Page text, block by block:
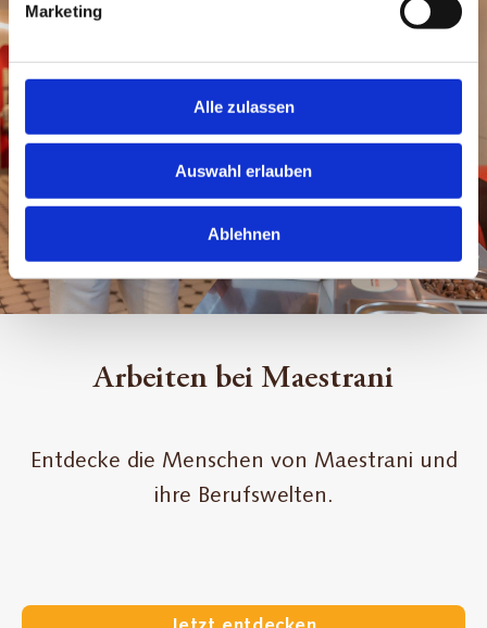
Marketing
Alle zulassen
Auswahl erlauben
Ablehnen
Arbeiten bei Maestrani
Entdecke die Menschen von Maestrani und
ihre Berufswelten.